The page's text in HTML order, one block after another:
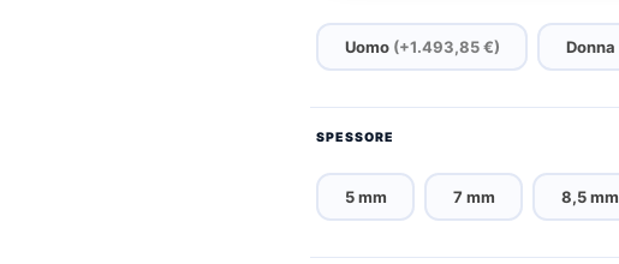
Uomo (+1.493,85 €) Donna
SPESSORE
5 mm 7 mm 8,5 mm